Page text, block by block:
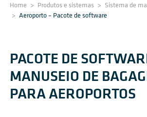
Home > Produtos e sistemas > Sistema de
> Aeroporto – Pacote de software
PACOTE DE
MANUSEIO DE
PARA AEROPORTOS